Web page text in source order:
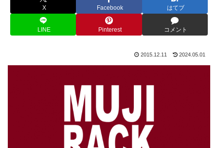
X Facebook はてブ
LINE Pinterest コメント
2015.12.11 2024.05.01